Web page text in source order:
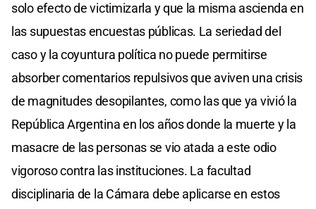
solo efecto de victimizarla y que la misma ascienda en
las supuestas encuestas públicas. La seriedad del
caso y la coyuntura política no puede permitirse
absorber comentarios repulsivos que aviven una crisis
de magnitudes desopilantes, como las que ya vivió la
República Argentina en los años donde la muerte y la
masacre de las personas se vio atada a este odio
vigoroso contra las instituciones. La facultad
disciplinaria de la Cámara debe aplicarse en estos